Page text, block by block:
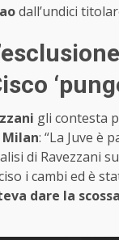
dall’undici
gli contesta
Milan: “La Juve è
di Ravezzani
i cambi ed è
dare la